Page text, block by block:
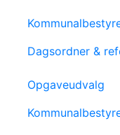
Dagsordner &
Opgaveudvalg